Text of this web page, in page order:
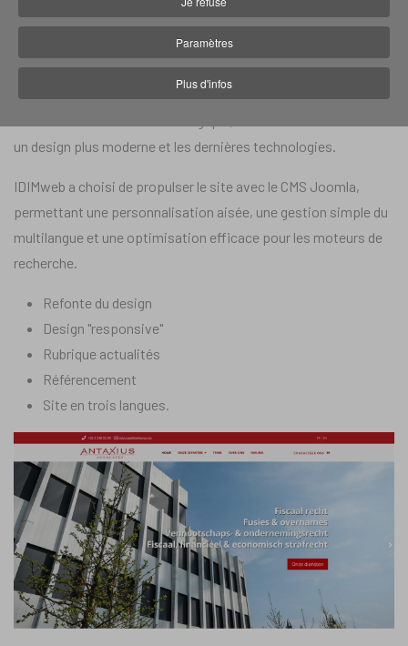
Paramètres
Plus d'infos
Site internet :antaxius.be/
En 2024, le partenaire web Belge d'IDIMweb lui a demandé de
procéder à la refonte du site internet du cabinet d'avocats
un design plus moderne et les dernières technologies.
IDIMweb a choisi de propulser le site avec le CMS Joomla,
permettant une personnalisation aisée, une gestion simple du
multilangue et une optimisation efficace pour les moteurs de
recherche.
Refonte du design
Design "responsive"
Rubrique actualités
Référencement
Site en trois langues.